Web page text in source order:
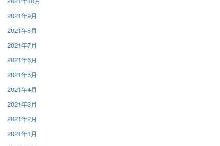
2021年9月
2021年8月
2021年7月
2021年6月
2021年5月
2021年4月
2021年3月
2021年2月
2021年1月